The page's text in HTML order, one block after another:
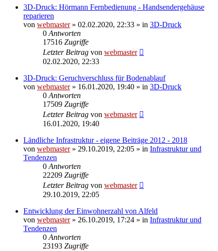
3D-Druck: Hörmann Fernbedienung - Handsendergehäuse
reparieren
von webmaster» 02.02.2020, 22:33 » in 3D-Druck
0 Antworten
17516 Zugriffe
Letzter Beitrag von webmaster
02.02.2020, 22:33
3D-Druck: Geruchverschluss für Bodenablauf
von webmaster» 16.01.2020, 19:40 » in 3D-Druck
0 Antworten
17509 Zugriffe
Letzter Beitrag von webmaster
16.01.2020, 19:40
Ländliche Infrastruktur - eigene Beiträge 2012 - 2018
von webmaster» 29.10.2019, 22:05 » in Infrastruktur und
Tendenzen
0 Antworten
22209 Zugriffe
Letzter Beitrag von webmaster
29.10.2019, 22:05
Entwicklung der Einwohnerzahl von Alfeld
von webmaster» 26.10.2019, 17:24 » in Infrastruktur und
Tendenzen
0 Antworten
23193 Zugriffe